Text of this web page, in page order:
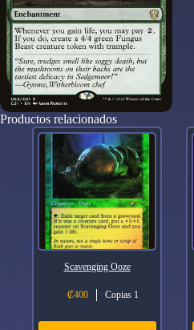
Productos relacionados
Scavenging Ooze
₡400 Copias 1